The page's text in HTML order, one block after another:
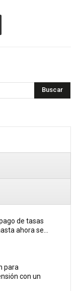
Buscar
de tasas
ahora se...
para
con un